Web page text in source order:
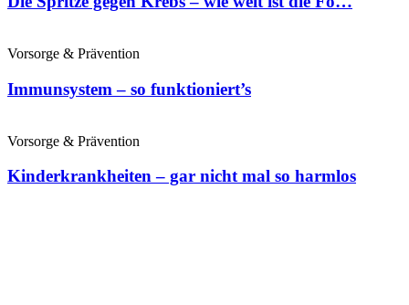
Vorsorge & Prävention
Immunsystem – so funktioniert’s
Vorsorge & Prävention
Kinderkrankheiten – gar nicht mal so harmlos